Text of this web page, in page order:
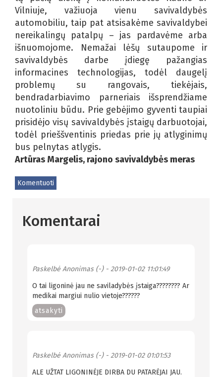
Vilniuje, važiuoja vienu savivaldybės
automobiliu, taip pat atsisakėme savivaldybei
nereikalingų patalpų – jas pardavėme arba
išnuomojome. Nemažai lėšų sutaupome ir
savivaldybės darbe įdiegę pažangias
informacines technologijas, todėl daugelį
problemų su rangovais, tiekėjais,
bendradarbiavimo parneriais išsprendžiame
nuotoliniu būdu. Prie gebėjimo gyventi taupiai
prisidėjo visų savivaldybės įstaigų darbuotojai,
todėl prieššventinis priedas prie jų atlyginimų
bus pelnytas atlygis.
Artūras Margelis, rajono savivaldybės meras
Komentuoti
Komentarai
Paskelbė Anonimas (-)- 2019-01-02 11:01:49
O tai ligoninė jau ne saviladybės įstaiga???????? Ar
medikai margiui nulio vietoje??????
atsakyti
Paskelbė Anonimas (-)- 2019-01-02 01:01:53
ALE UŽTAT LIGONINĖJE DIRBA DU PATARĖJAI JAU.